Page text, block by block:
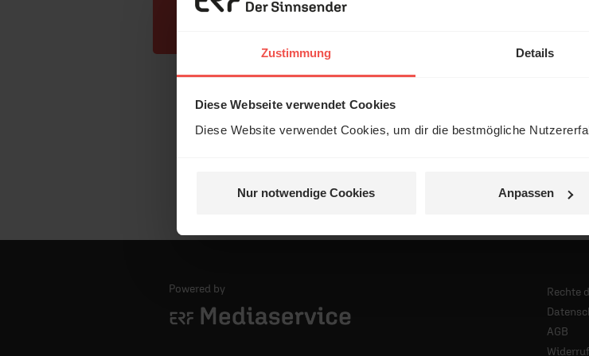
Zustimmung Details
Diese Webseite verwendet Cookies
Diese Website verwendet Cookies, um dir die bestmögliche
Nur notwendige Cookies Anpassen
Powered by
Rechte
AGB